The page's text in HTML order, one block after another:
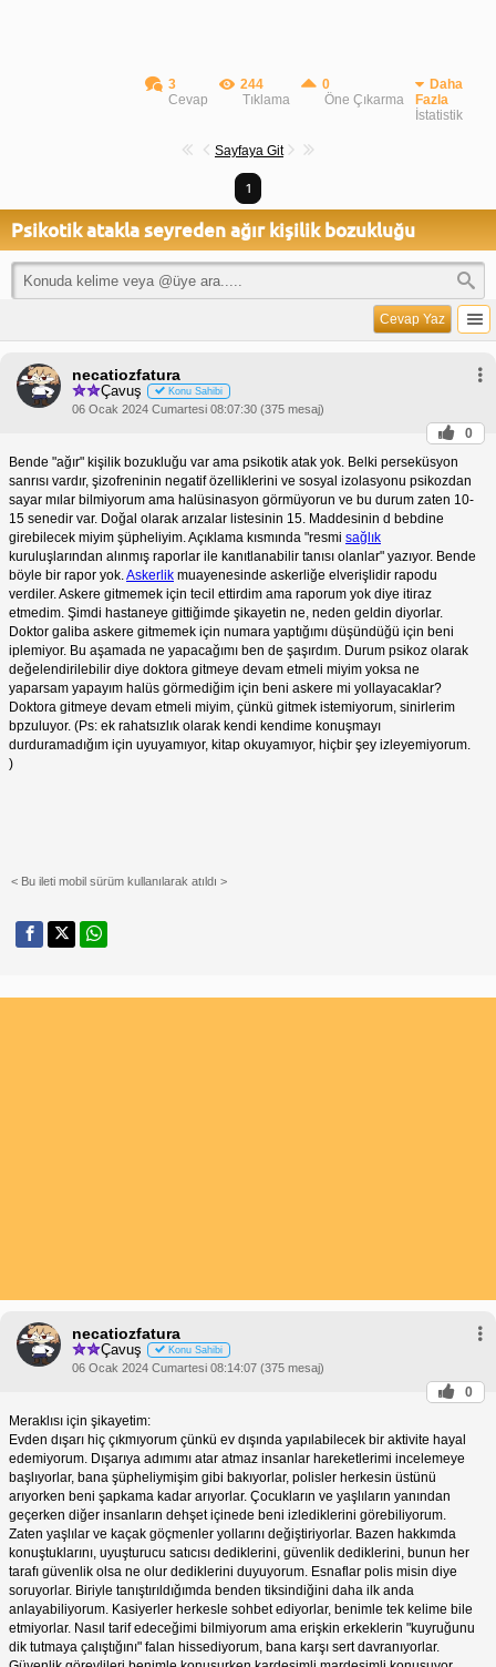
3
Cevap
244
Tıklama
0
Öne Çıkarma
Daha
Fazla
İstatistik
Sayfaya Git
1
Psikotik atakla seyreden ağır kişilik bozukluğu
Cevap Yaz
necatiozfatura
Çavuş Konu Sahibi
06 Ocak 2024 Cumartesi 08:07:30 (375 mesaj)
0
Bende "ağır" kişilik bozukluğu var ama psikotik atak yok. Belki perseküsyon
sanrısı vardır, şizofreninin negatif özelliklerini ve sosyal izolasyonu psikozdan
sayar mılar bilmiyorum ama halüsinasyon görmüyorun ve bu durum zaten 10-
15 senedir var. Doğal olarak arızalar listesinin 15. Maddesinin d bebdine
girebilecek miyim şüpheliyim. Açıklama kısmında "resmi sağlık
kuruluşlarından alınmış raporlar ile kanıtlanabilir tanısı olanlar" yazıyor. Bende
böyle bir rapor yok. Askerlik muayenesinde askerliğe elverişlidir rapodu
verdiler. Askere gitmemek için tecil ettirdim ama raporum yok diye itiraz
etmedim. Şimdi hastaneye gittiğimde şikayetin ne, neden geldin diyorlar.
Doktor galiba askere gitmemek için numara yaptığımı düşündüğü için beni
iplemiyor. Bu aşamada ne yapacağımı ben de şaşırdım. Durum psikoz olarak
değelendirilebilir diye doktora gitmeye devam etmeli miyim yoksa ne
yaparsam yapayım halüs görmediğim için beni askere mi yollayacaklar?
Doktora gitmeye devam etmeli miyim, çünkü gitmek istemiyorum, sinirlerim
bpzuluyor. (Ps: ek rahatsızlık olarak kendi kendime konuşmayı
durduramadığım için uyuyamıyor, kitap okuyamıyor, hiçbir şey izleyemiyorum.
)
< Bu ileti mobil sürüm kullanılarak atıldı >
necatiozfatura
Çavuş Konu Sahibi
06 Ocak 2024 Cumartesi 08:14:07 (375 mesaj)
0
Meraklısı için şikayetim:
Evden dışarı hiç çıkmıyorum çünkü ev dışında yapılabilecek bir aktivite hayal
edemiyorum. Dışarıya adımımı atar atmaz insanlar hareketlerimi incelemeye
başlıyorlar, bana şüpheliymişim gibi bakıyorlar, polisler herkesin üstünü
arıyorken beni şapkama kadar arıyorlar. Çocukların ve yaşlıların yanından
geçerken diğer insanların dehşet içinede beni izlediklerini görebiliyorum.
Zaten yaşlılar ve kaçak göçmenler yollarını değiştiriyorlar. Bazen hakkımda
konuştuklarını, uyuşturucu satıcısı dediklerini, güvenlik dediklerini, bunun her
tarafı güvenlik olsa ne olur dediklerini duyuyorum. Esnaflar polis misin diye
soruyorlar. Biriyle tanıştırıldığımda benden tiksindiğini daha ilk anda
anlayabiliyorum. Kasiyerler herkesle sohbet ediyorlar, benimle tek kelime bile
etmiyorlar. Nasıl tarif edeceğimi bilmiyorum ama erişkin erkeklerin "kuyruğunu
dik tutmaya çalıştığını" falan hissediyorum, bana karşı sert davranıyorlar.